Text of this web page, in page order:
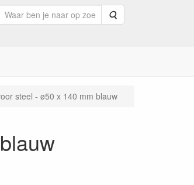
Zoeken
steel - ø50 x 140 mm blauw